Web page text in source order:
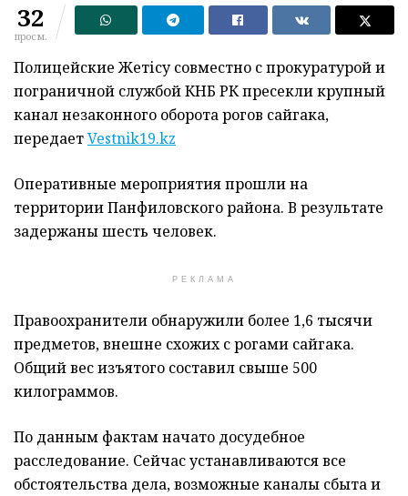
32
просм.
Полицейские Жетісу совместно с прокуратурой и
пограничной службой КНБ РК пресекли крупный
канал незаконного оборота рогов сайгака,
передаетVestnik19.kz
Оперативные мероприятия прошли на
территории Панфиловского района. В результате
задержаны шесть человек.
РЕКЛАМА
Правоохранители обнаружили более 1,6 тысячи
предметов, внешне схожих с рогами сайгака.
Общий вес изъятого составил свыше 500
килограммов.
По данным фактам начато досудебное
расследование. Сейчас устанавливаются все
обстоятельства дела, возможные каналы сбыта и